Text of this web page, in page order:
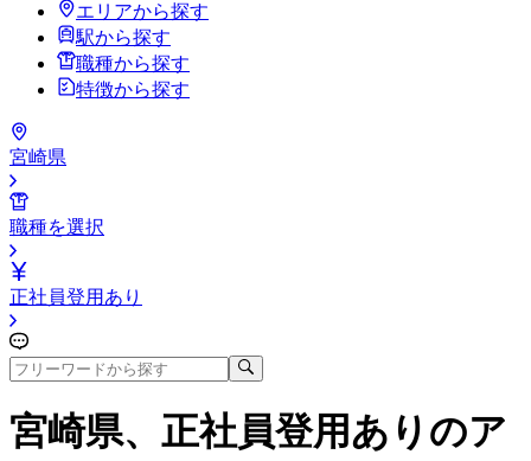
エリアから探す
駅から探す
職種から探す
特徴から探す
宮崎県
職種を選択
正社員登用あり
宮崎県、正社員登用あり のア